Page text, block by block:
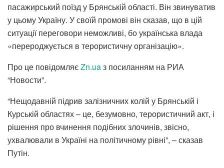
пасажирський поїзд у Брянській області. Він звинуватив
у цьому Україну. У своїй промові він сказав, що в цій
ситуації переговори неможливі, бо українська влада
«перероджується в терористичну організацію».
Про це повідомляєZn.uaз посиланням на РИА
“Новости”.
“Нещодавній підрив залізничних колій у Брянській і
Курській областях – це, безумовно, терористичний акт, і
рішення про вчинення подібних злочинів, звісно,
ухвалювали в Україні на політичному рівні”, – сказав
Путін.